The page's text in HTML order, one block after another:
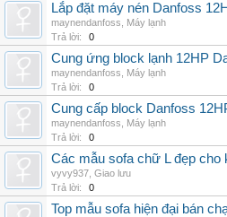
Lắp đặt máy nén Danfoss
maynendanfoss
Máy lạnh
Trả lời:
0
Cung ứng block lạnh 12HP
maynendanfoss
Máy lạnh
Trả lời:
0
Cung cấp block Danfoss
maynendanfoss
Máy lạnh
Trả lời:
0
Các mẫu sofa chữ L đẹp cho
vyvy937 Giao lưu
Trả lời:
0
Top mẫu sofa hiện đại bán